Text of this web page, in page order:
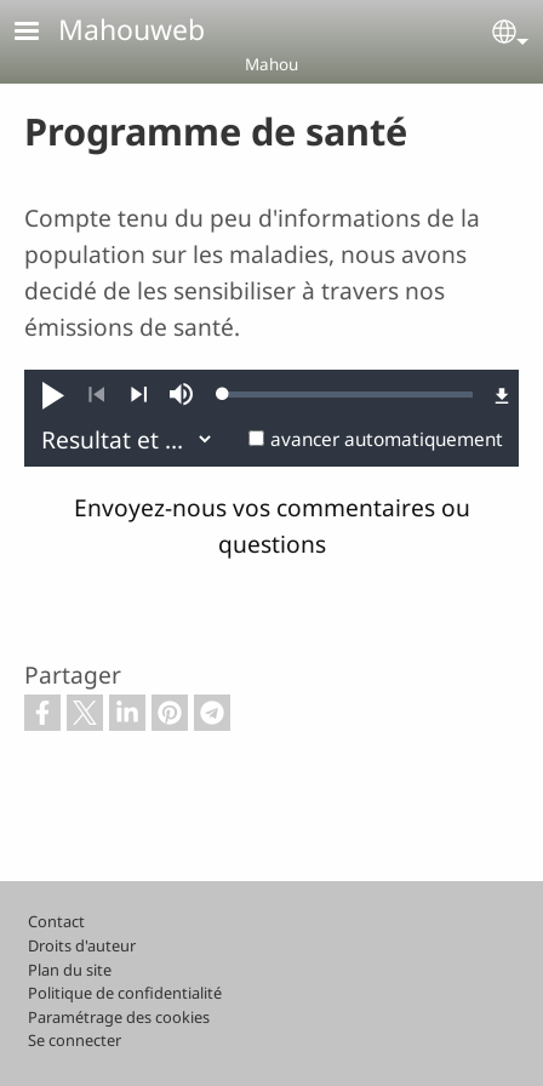
Aller au contenu principal
Mahouweb
Mahou
Programme de santé
Compte tenu du peu d'informations de la
population sur les maladies, nous avons
decidé de les sensibiliser à travers nos
émissions de santé.
Jouer
Précédent
SourdineLoaded:
avancer automatiquement
Envoyez-nous vos commentaires ou
questions
Partager
Pied de page
Contact
Droits d'auteur
Plan du site
Politique de confidentialité
Paramétrage des cookies
Se connecter